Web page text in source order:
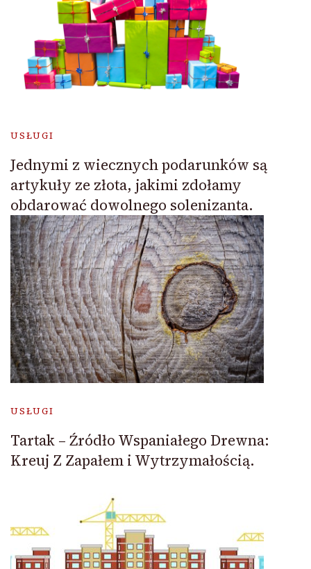
USŁUGI
Jednymi z wiecznych podarunków są
artykuły ze złota, jakimi zdołamy
obdarować dowolnego solenizanta.
USŁUGI
Tartak – Źródło Wspaniałego Drewna:
Kreuj Z Zapałem i Wytrzymałością.